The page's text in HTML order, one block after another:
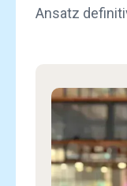
Ansatz